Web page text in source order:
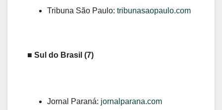
Tribuna São Paulo: tribunasaopaulo.com
■ Sul do Brasil (7)
Jornal Paraná: jornalparana.com